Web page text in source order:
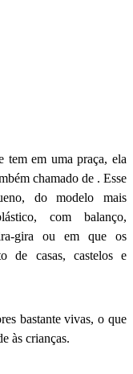
tem em uma praça, ela
chamado de . Esse
do modelo mais
com balanço,
gira ou em que os
de casas, castelos e
bastante vivas, o que
às crianças.